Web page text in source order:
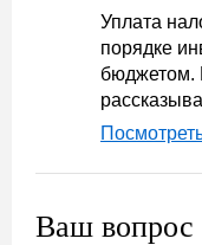
Уплата
порядке
бюджетом.
Ваш вопрос